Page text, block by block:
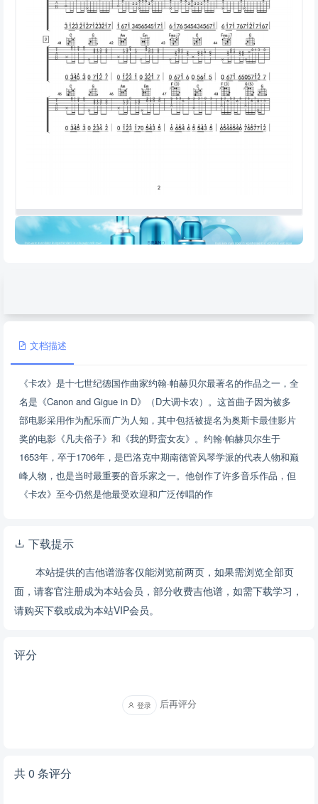
文档描述
《卡农》是十七世纪德国作曲家约翰·帕赫贝尔最著名的作品之一，全
名是《Canon and Gigue in D》（D大调卡农）。这首曲子因为被多
部电影采用作为配乐而广为人知，其中包括被提名为奥斯卡最佳影片
奖的电影《凡夫俗子》和《我的野蛮女友》。约翰·帕赫贝尔生于
1653年，卒于1706年，是巴洛克中期南德管风琴学派的代表人物和巅
峰人物，也是当时最重要的音乐家之一。他创作了许多音乐作品，但
《卡农》至今仍然是他最受欢迎和广泛传唱的作
下载提示
本站提供的吉他谱游客仅能浏览前两页，如果需浏览全部页
面，请客官注册成为本站会员，部分收费吉他谱，如需下载学习，
请购买下载或成为本站VIP会员。
评分
登录 后再评分
共 0 条评分